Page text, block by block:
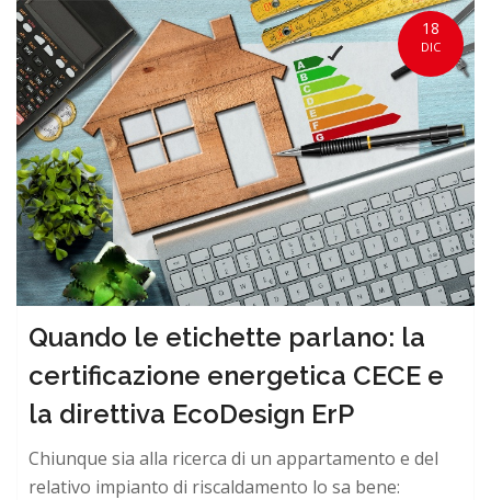
18
DIC
Quando le etichette parlano: la
certificazione energetica CECE e
la direttiva EcoDesign ErP
Chiunque sia alla ricerca di un appartamento e del
relativo impianto di riscaldamento lo sa bene: